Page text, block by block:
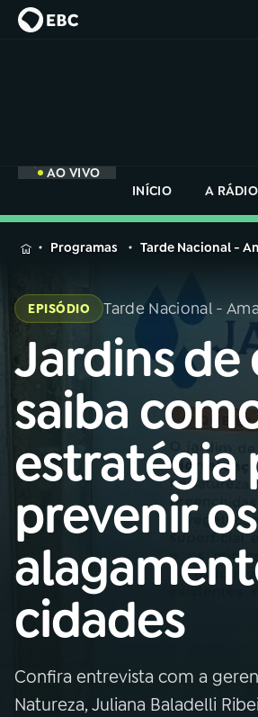
AO VIVO
INÍCIO
A RÁDIO
MENU
Buscar
na
Rádio
Nacional
01 INÍCIO
02A RÁDIO
03PROGRAMAÇÃO
04PROGRAMAS
na
Rádio
Programas Tarde Nacional -
EPISÓDIO Tarde Nacional -
Jardins de
saiba
estratégia
prevenir os
cidades
Confira entrevista com a
Natureza, Juliana Baladelli